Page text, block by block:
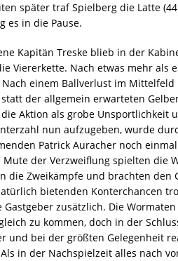
später traf Spielberg die Latte
es in die Pause.
Kapitän Treske blieb in der
Viererkette. Nach etwas mehr als
einem Ballverlust im Mittelfeld
der allgemein erwarteten
Aktion als grobe Unsportlichkeit
nun aufzugeben, wurde
Patrick Auracher noch
der Verzweiflung spielten die
die Zweikämpfe und brachten den
bietenden Konterchancen
zusätzlich. Die
zu kommen, doch in der
und bei der größten Gelegenheit
in der Nachspielzeit alles nach